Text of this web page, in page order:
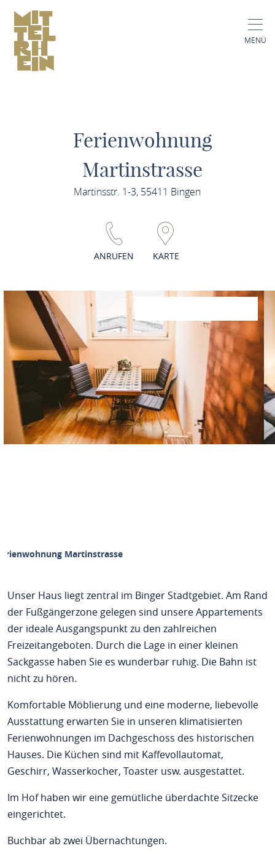
MENÜ
Ferienwohnung
Martinstrasse
Martinsstr. 1-3, 55411 Bingen
ANRUFEN KARTE
Martinstrasse
Unser Haus liegt zentral im Binger Stadtgebiet. Am Rand
der Fußgängerzone gelegen sind unsere Appartements
der ideale Ausgangspunkt zu den zahlreichen
Freizeitangeboten. Durch die Lage in einer kleinen
Sackgasse haben Sie es wunderbar ruhig. Die Bahn ist
nicht zu hören.
Komfortable Möblierung und eine moderne, liebevolle
Ausstattung erwarten Sie in unseren klimatisierten
Ferienwohnungen im Dachgeschoss des historischen
Hauses. Die Küchen sind mit Kaffevollautomat,
Geschirr, Wasserkocher, Toaster usw. ausgestattet.
Im Hof haben wir eine gemütliche überdachte Sitzecke
eingerichtet.
Buchbar ab zwei Übernachtungen.